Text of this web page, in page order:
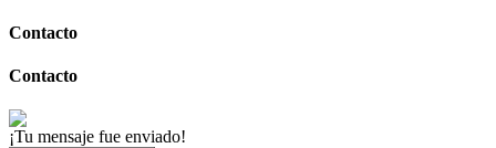
Contacto
Contacto
¡Tu mensaje fue enviado!